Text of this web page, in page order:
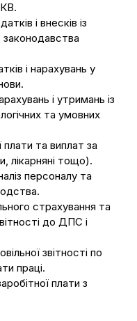
і внесків із
законодавства
і нарахувань у
і утримань із
та умовних
плати та виплат за
лікарняні тощо).
персоналу та
страхування та
до ДПС і
звітності по
праці.
плати з